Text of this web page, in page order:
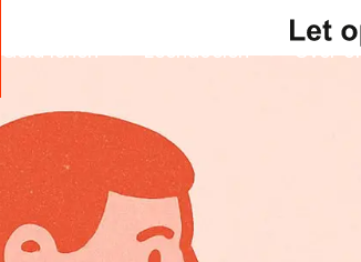
Geld lenen Leendoelen Over